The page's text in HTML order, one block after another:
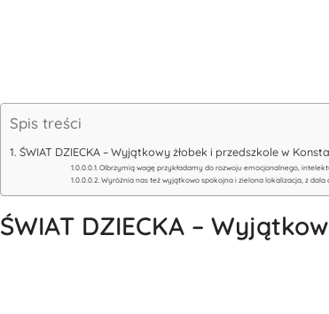
Spis treści
ŚWIAT DZIECKA – Wyjątkowy żłobek i przedszkole w
Olbrzymią wagę przykładamy do rozwoju emocjonalnego,
Wyróżnia nas też wyjątkowo spokojna i zielona lokalizacja, z dala
ŚWIAT DZIECKA –